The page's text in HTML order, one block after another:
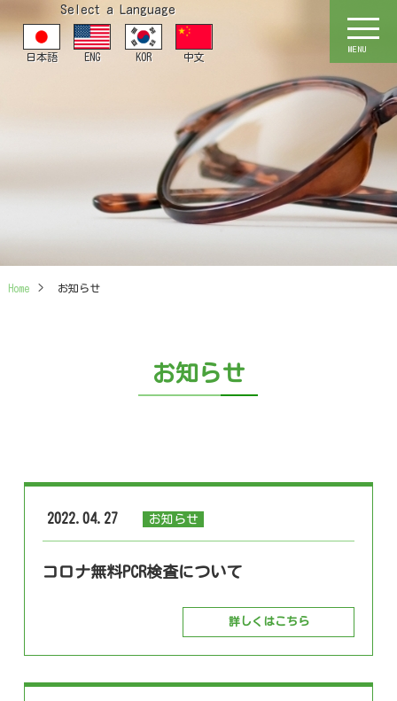
MENU
Select a Language
日本語 ENG KOR 中文
Home > お知らせ
お知らせ
2022.04.27 お知らせ
コロナ無料PCR検査について
詳しくはこちら